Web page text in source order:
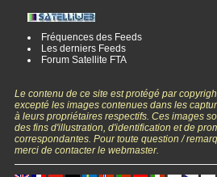
Fréquences des Feeds
Les derniers Feeds
Forum Satellite FTA
Le contenu de ce site est protégé par
excepté les images contenues dans les
à leurs propriétaires respectifs. Ces images
des fins d'illustration, d'identification et de
correspondantes. Pour toute question /
merci de contacter le webmaster.